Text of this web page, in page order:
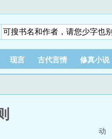
现言 古代言情 修真小说
动